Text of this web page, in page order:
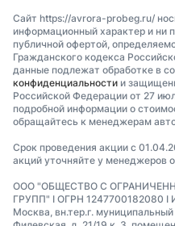
Сайт https://avrora-probeg.ru/
информационный характер и ни
публичной офертой,
Гражданского кодекса
данные подлежат обработке в
конфиденциальности и
Российской Федерации от 27
подробной информации о
обращайтесь к менеджерам
Срок проведения акции с
акций уточняйте у менеджеров
ООО "ОБЩЕСТВО С
ГРУПП" I ОГРН 1247700182080 I
Москва, вн.тер.г.